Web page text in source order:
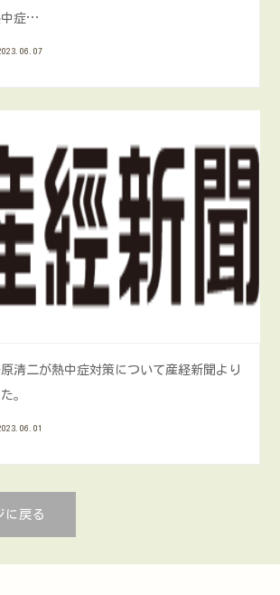
中症…
清二が熱中症対策について産経新聞より
。
に戻る